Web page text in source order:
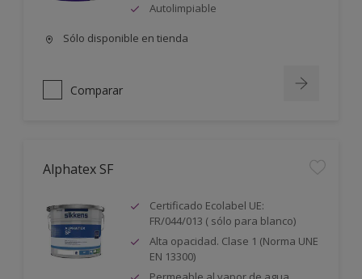
Autolimpiable
Sólo disponible en tienda
Comparar
Alphatex SF
Certificado Ecolabel UE:
FR/044/013 ( sólo para blanco)
Alta opacidad. Clase 1 (Norma UNE
EN 13300)